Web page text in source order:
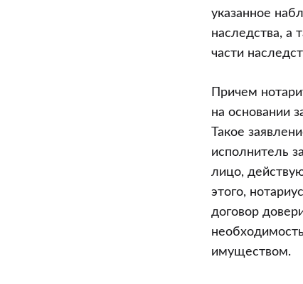
имущества
и
унитарного
(часть
2)
указанное
наследства, а
части
Причем
на основании
Такое
исполнитель
лицо,
этого,
договор
имуществом.